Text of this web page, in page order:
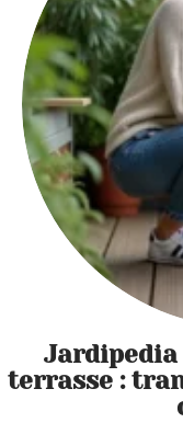
terrasse :